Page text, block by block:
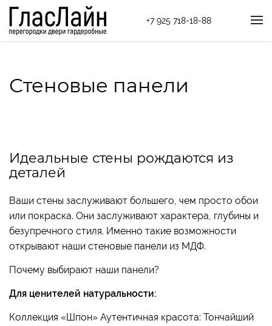
+7 925 718-18-88
Стеновые панели
Идеальные стены рождаются из
деталей
Ваши стены заслуживают большего, чем просто обои
или покраска. Они заслуживают характера, глубины и
безупречного стиля. Именно такие возможности
открывают наши стеновые панели из МДФ.
Почему выбирают наши панели?
Для ценителей натуральности:
Коллекция «Шпон» Аутентичная красота: Тончайший